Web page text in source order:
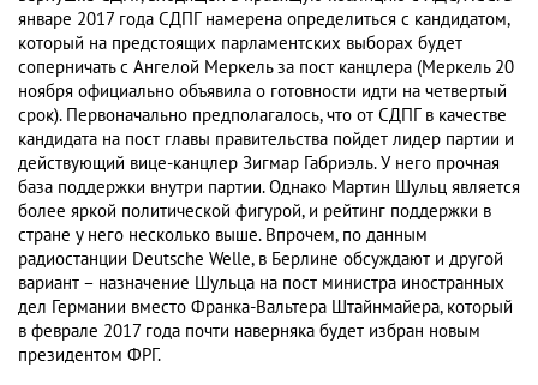
январе 2017 года СДПГ намерена определиться с кандидатом,
который на предстоящих парламентских выборах будет
соперничать с Ангелой Меркель за пост канцлера (Меркель 20
ноября официально объявила о готовности идти на четвертый
срок). Первоначально предполагалось, что от СДПГ в качестве
кандидата на пост главы правительства пойдет лидер партии и
действующий вице-канцлер Зигмар Габриэль. У него прочная
база поддержки внутри партии. Однако Мартин Шульц является
более яркой политической фигурой, и рейтинг поддержки в
стране у него несколько выше. Впрочем, по данным
радиостанции Deutsche Welle, в Берлине обсуждают и другой
вариант – назначение Шульца на пост министра иностранных
дел Германии вместо Франка-Вальтера Штайнмайера, который
в феврале 2017 года почти наверняка будет избран новым
президентом ФРГ.